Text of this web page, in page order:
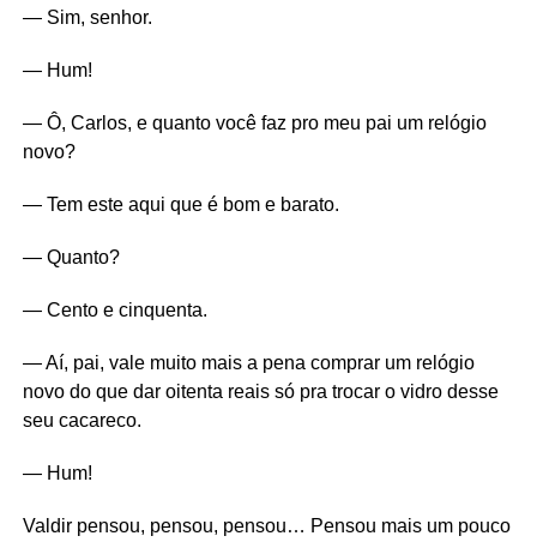
— Sim, senhor.
— Hum!
— Ô, Carlos, e quanto você faz pro meu pai um relógio
novo?
— Tem este aqui que é bom e barato.
— Quanto?
— Cento e cinquenta.
— Aí, pai, vale muito mais a pena comprar um relógio
novo do que dar oitenta reais só pra trocar o vidro desse
seu cacareco.
— Hum!
Valdir pensou, pensou, pensou… Pensou mais um pouco